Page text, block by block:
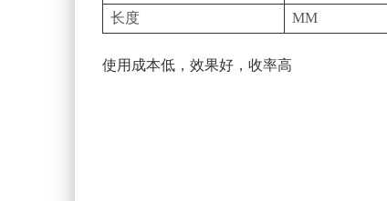
长度
MM
使用成本低，效果好，收率高